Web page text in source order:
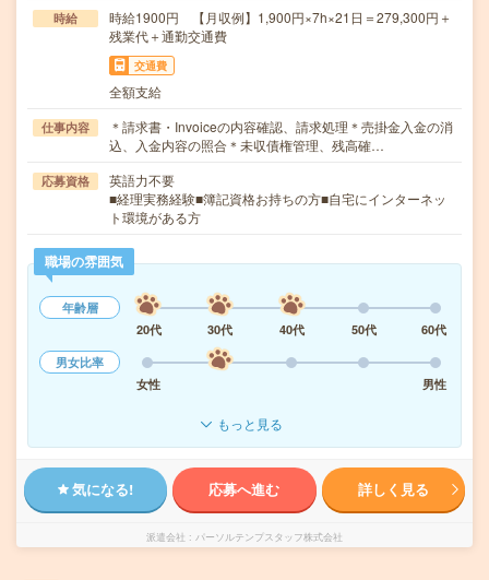
時給
時給1900円 【月収例】1,900円×7h×21日＝279,300円＋
残業代＋通勤交通費
交通費
全額支給
仕事内容
＊請求書・Invoiceの内容確認、請求処理＊売掛金入金の消
込、入金内容の照合＊未収債権管理、残高確…
応募資格
英語力不要
■経理実務経験■簿記資格お持ちの方■自宅にインターネッ
ト環境がある方
職場の雰囲気
年齢層
20代
30代 40代 50代
60代
男女比率
女性
男性
もっと見る
気になる! 応募へ進む 詳しく見る
派遣会社 パーソルテンプスタッフ株式会社